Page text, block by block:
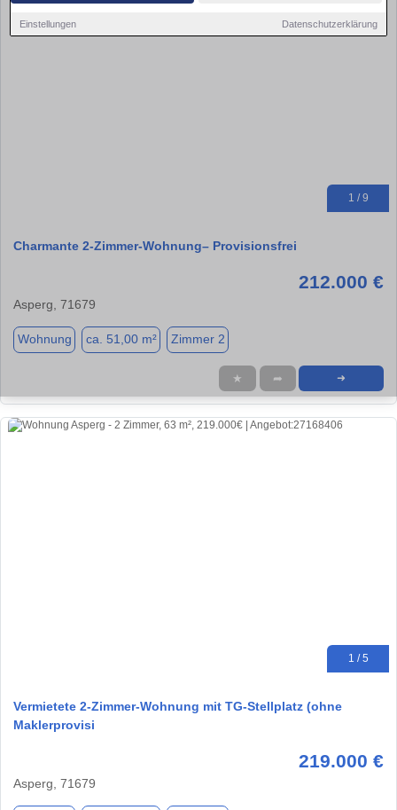
Einstellungen Datenschutzerklärung
1 / 9
Charmante 2-Zimmer-Wohnung– Provisionsfrei
212.000 €
Asperg, 71679
Wohnung ca. 51,00 m² Zimmer 2
★ ➦ ➜
1 / 5
Vermietete 2-Zimmer-Wohnung mit TG-Stellplatz (ohne
Maklerprovisi
219.000 €
Asperg, 71679